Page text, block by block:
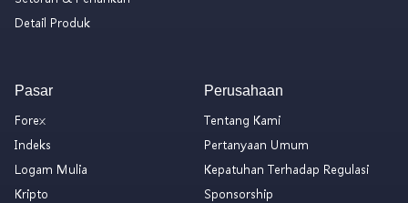
Detail Produk
Pasar
Forex
Indeks
Logam Mulia
Kripto
Perusahaan
Tentang Kami
Pertanyaan Umum
Kepatuhan Terhadap Regulasi
Sponsorship